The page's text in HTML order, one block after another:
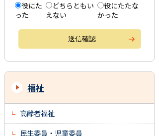
役にた
った
どちらともい
えない
役にたたな
かった
福祉
高齢者福祉
民生委員・児童委員